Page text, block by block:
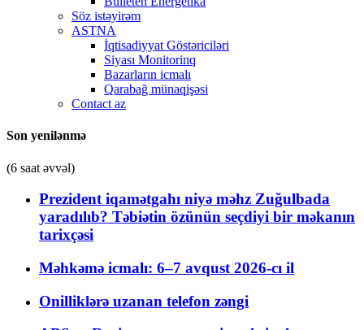
Söz istəyirəm
ASTNA
İqtisadiyyat Göstəriciləri
Siyası Monitorinq
Bazarların icmalı
Qarabağ münaqişəsi
Contact az
Son yenilənmə
(6 saat əvvəl)
Prezident iqamətgahı niyə məhz Zuğulbada
yaradılıb? Təbiətin özünün seçdiyi bir məkanın
tarixçəsi
Məhkəmə icmalı: 6–7 avqust 2026-cı il
Onilliklərə uzanan telefon zəngi